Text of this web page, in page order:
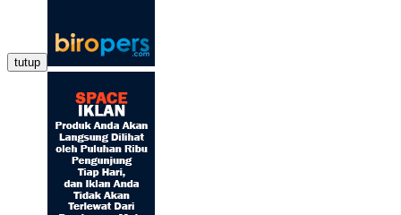
tutup